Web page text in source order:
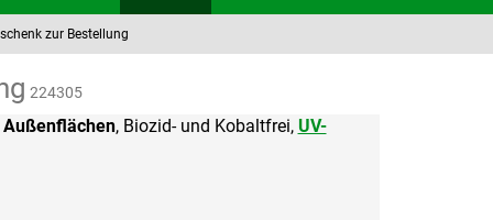
zur Bestellung
224305
Außenflächen, Biozid- und Kobaltfrei, UV-